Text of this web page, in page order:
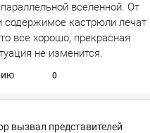
вселенной. От
содержимое кастрюли лечат
все хорошо, прекрасная
не изменится.
0
вызвал представителей